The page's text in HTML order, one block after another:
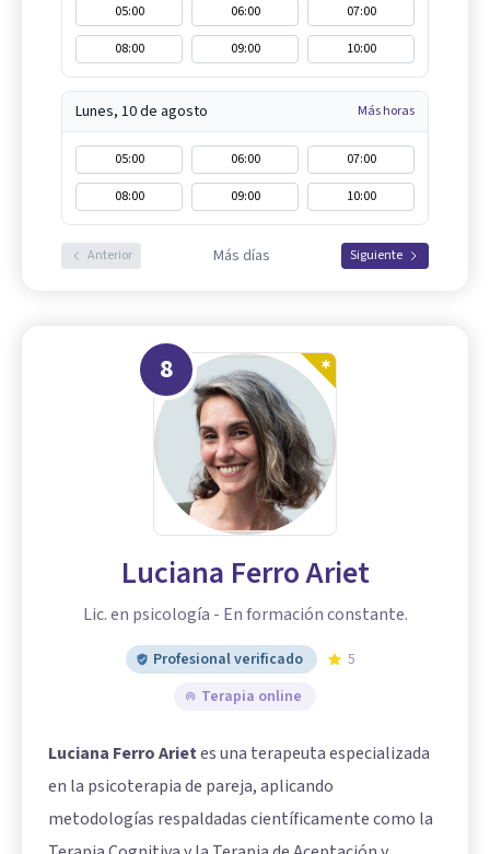
05:00 06:00
07:00
08:00
09:00 10:00
Lunes, 10 de agosto Más horas
05:00 06:00
07:00
08:00
09:00 10:00
Anterior Más días Siguiente
8
Luciana Ferro Ariet
Lic. en psicología - En formación constante.
Profesional verificado
5
Terapia online
Luciana Ferro Arietes una terapeuta especializada
en la psicoterapia de pareja, aplicando
metodologías respaldadas científicamente como la